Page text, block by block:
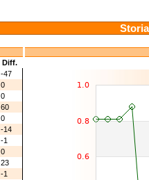
Diff.
-47
0
0
60
0
-14
-1
0
23
-1